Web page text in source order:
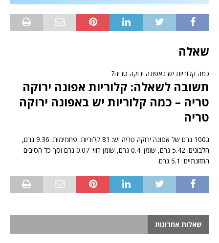
שאלה
כמה קלוריות יש באפונה ירוקה טריה?
תשובה לשאלה: קלוריות אפונה ירוקה
טריה – כמה קלוריות יש באפונה ירוקה
טריה
ב100 גרם של אפונה ירוקה טריה יש: 81 קלוריות. פחמימות: 9.36 גרם,
חלבונים: 5.42 גרם, שומן: 0.4 גרם, שומן רווי: 0.07 גרם וסך כל הסיבים
התזונתיים: 5.1 גרם.
שאלות אחרונות